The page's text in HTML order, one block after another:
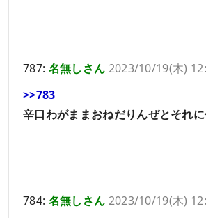
787: 名無しさん 2023/10/19(木)
>>783
辛口わがままおねだりんぜとそれ
784: 名無しさん 2023/10/19(木)